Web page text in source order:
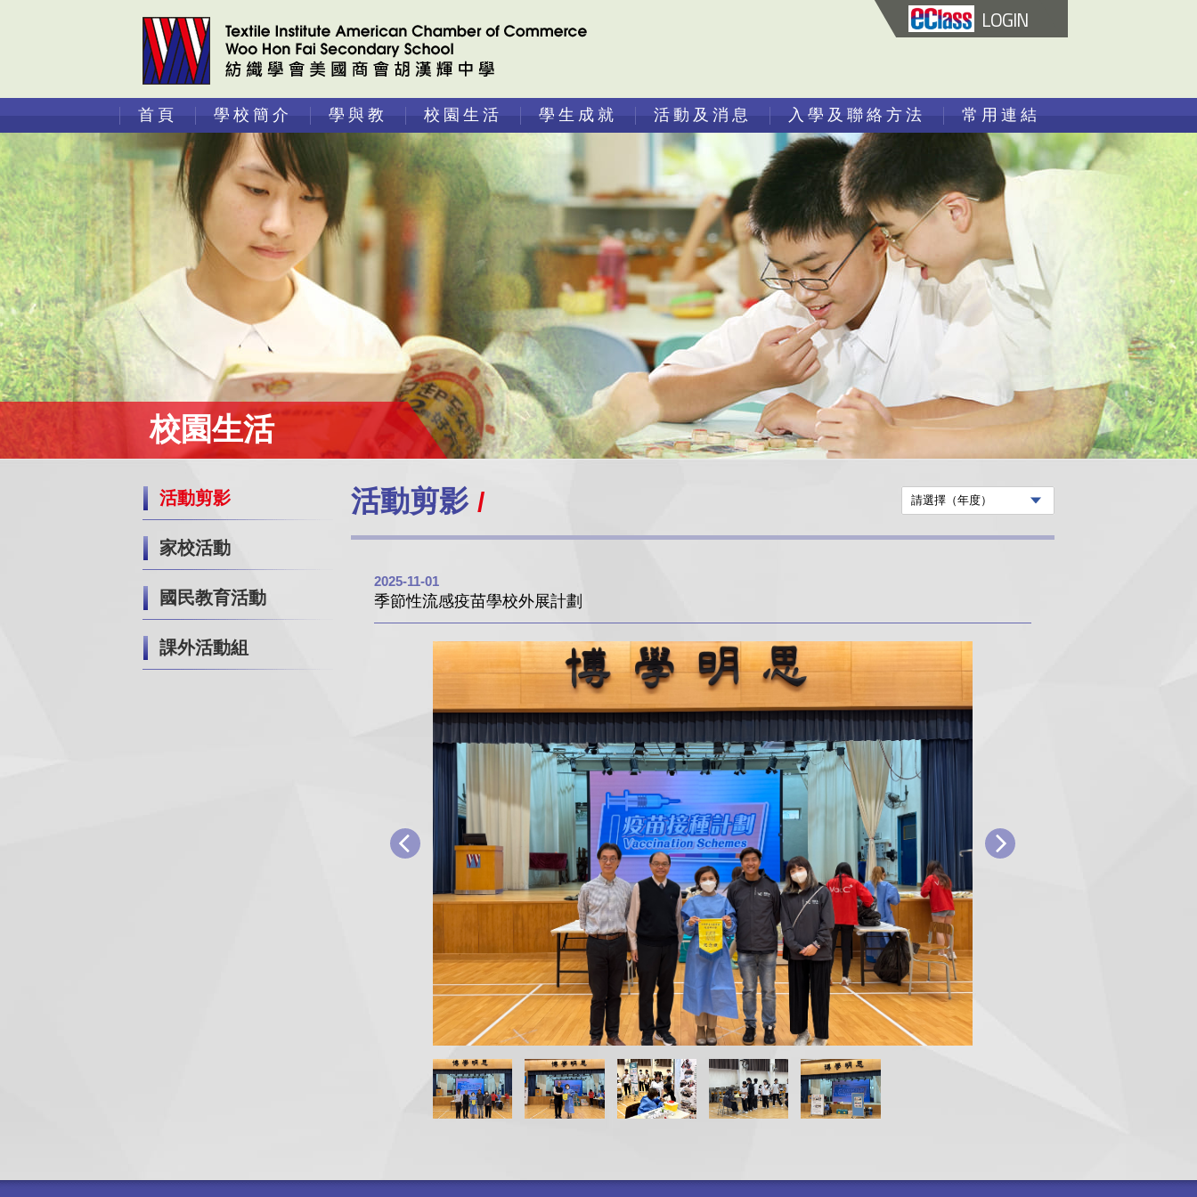
LOGIN
首頁 學校簡介 學與教 校園生活 學生成就 活動及消息 入學及聯絡方法 常用連結
校園生活
活動剪影
家校活動
國民教育活動
課外活動組
活動剪影
2025-11-01
季節性流感疫苗學校外展計劃